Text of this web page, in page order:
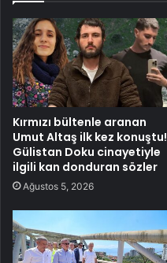
Kırmızı bültenle aranan
Umut Altaş ilk kez konuştu!
Gülistan Doku cinayetiyle
ilgili kan donduran sözler
Ağustos 5, 2026